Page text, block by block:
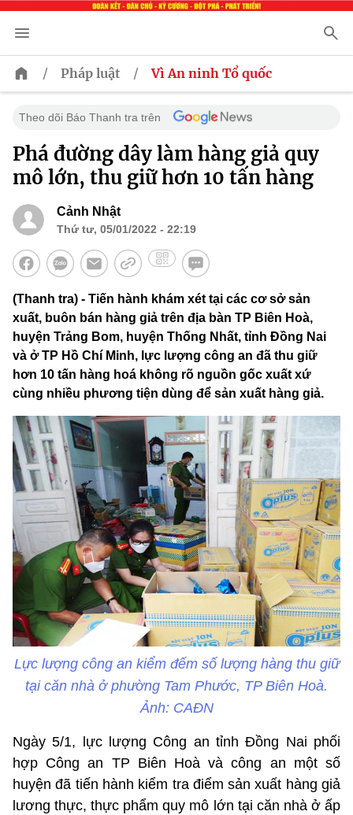
/ Pháp luật / Vì An ninh Tổ quốc
Theo dõi Báo Thanh tra trên
Phá đường dây làm hàng giả quy
mô lớn, thu giữ hơn 10 tấn hàng
Cảnh Nhật
Thứ tư, 05/01/2022 - 22:19
(Thanh tra) - Tiến hành khám xét tại các cơ sở sản
xuất, buôn bán hàng giả trên địa bàn TP Biên Hoà,
huyện Trảng Bom, huyện Thống Nhất, tỉnh Đồng Nai
và ở TP Hồ Chí Minh, lực lượng công an đã thu giữ
hơn 10 tấn hàng hoá không rõ nguồn gốc xuất xứ
cùng nhiều phương tiện dùng để sản xuất hàng giả.
Lực lượng công an kiểm đếm số lượng hàng thu giữ
tại căn nhà ở phường Tam Phước, TP Biên Hoà.
Ảnh: CAĐN
Ngày 5/1, lực lượng Công an tỉnh Đồng Nai phối
hợp Công an TP Biên Hoà và công an một số
huyện đã tiến hành kiểm tra điểm sản xuất hàng giả
lương thực, thực phẩm quy mô lớn tại căn nhà ở ấp